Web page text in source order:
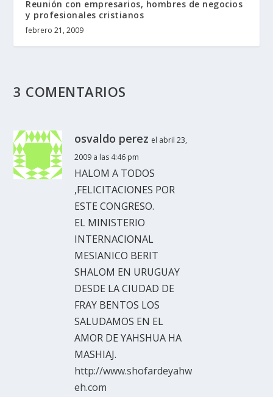
Reunión con empresarios, hombres de negocios
y profesionales cristianos
febrero 21, 2009
3 COMENTARIOS
osvaldo perez el abril 23,
2009 a las 4:46 pm
HALOM A TODOS
,FELICITACIONES POR
ESTE CONGRESO.
EL MINISTERIO
INTERNACIONAL
MESIANICO BERIT
SHALOM EN URUGUAY
DESDE LA CIUDAD DE
FRAY BENTOS LOS
SALUDAMOS EN EL
AMOR DE YAHSHUA HA
MASHIAJ.
http://www.shofardeyahw
eh.com